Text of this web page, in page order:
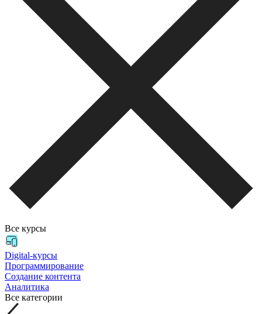
Все курсы
Digital-курсы
Программирование
Создание контента
Аналитика
Все категории